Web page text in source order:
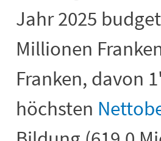
Jahr 2025
Millionen
Franken, davon
höchsten